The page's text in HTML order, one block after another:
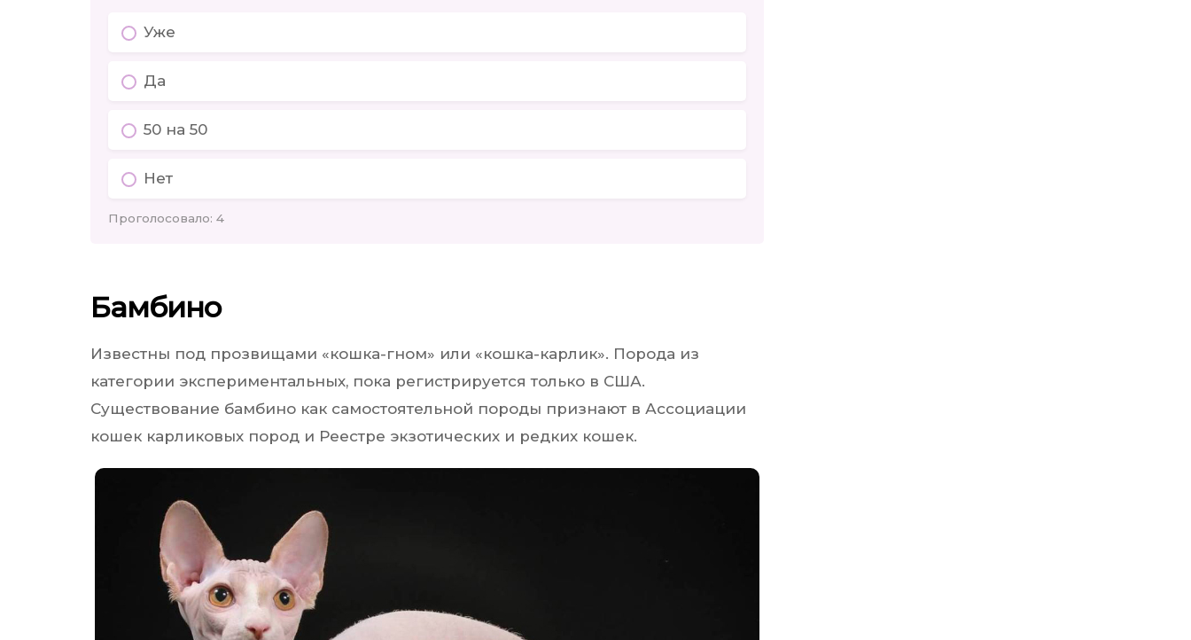
Уже
Да
50 на 50
Нет
Проголосовало: 4
Бамбино
Известны под прозвищами «кошка-гном» или «кошка-карлик». Порода из
категории экспериментальных, пока регистрируется только в США.
Существование бамбино как самостоятельной породы признают в Ассоциации
кошек карликовых пород и Реестре экзотических и редких кошек.